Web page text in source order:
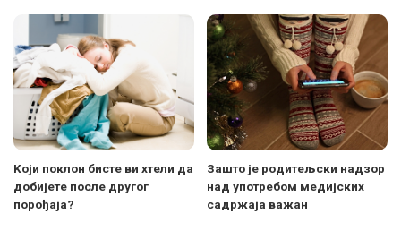
Kоји поклон бисте ви хтели да
добијете после другог
порођаја?
Зашто је родитељски надзор
над употребом медијских
садржаја важан